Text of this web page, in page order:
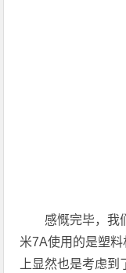
感慨完毕，我
米7A使用的是塑
上显然也是考虑